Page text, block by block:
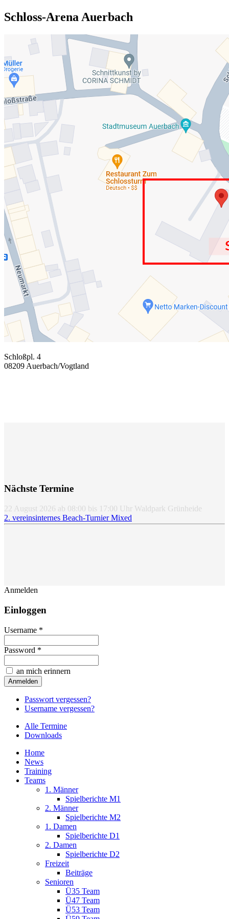
Schloss-Arena Auerbach
Schloßpl. 4
08209 Auerbach/Vogtland
Nächste Termine
22 August 2026 ab 08:00 bis 17:00 Uhr Waldpark Grünheide
2. vereinsinternes Beach-Turnier Mixed
Anmelden
Einloggen
Username *
Password *
an mich erinnern
Passwort vergessen?
Username vergessen?
Alle Termine
Downloads
Home
News
Training
Teams
1. Männer
Spielberichte M1
2. Männer
Spielberichte M2
1. Damen
Spielberichte D1
2. Damen
Spielberichte D2
Freizeit
Beiträge
Senioren
Ü35 Team
Ü47 Team
Ü53 Team